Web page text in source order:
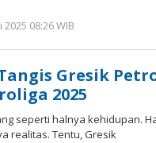
2025 08:26 WIB
Gresik
2025
seperti halnya kehidupan.
realitas. Tentu, Gresik